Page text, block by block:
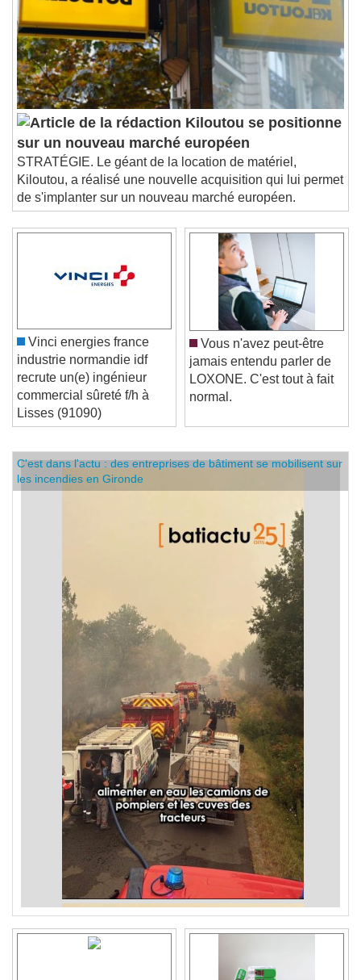
Kiloutou se positionne
sur un nouveau marché européen
STRATÉGIE. Le géant de la location de matériel,
Kiloutou, a réalisé une nouvelle acquisition qui lui permet
de s'implanter sur un nouveau marché européen.
Vinci energies france
industrie normandie idf
recrute un(e) ingénieur
commercial sûreté f/h à
Lisses (91090)
Vous n'avez peut-être
jamais entendu parler de
LOXONE. C'est tout à fait
C'est dans l'actu : des entreprises de bâtiment se mobilisent sur
les incendies en Gironde